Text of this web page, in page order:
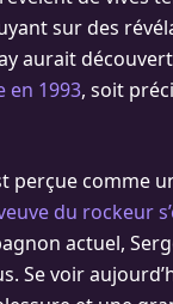
sur des
aurait
en 1993, soit
perçue comme
du rockeur
actuel,
Se voir